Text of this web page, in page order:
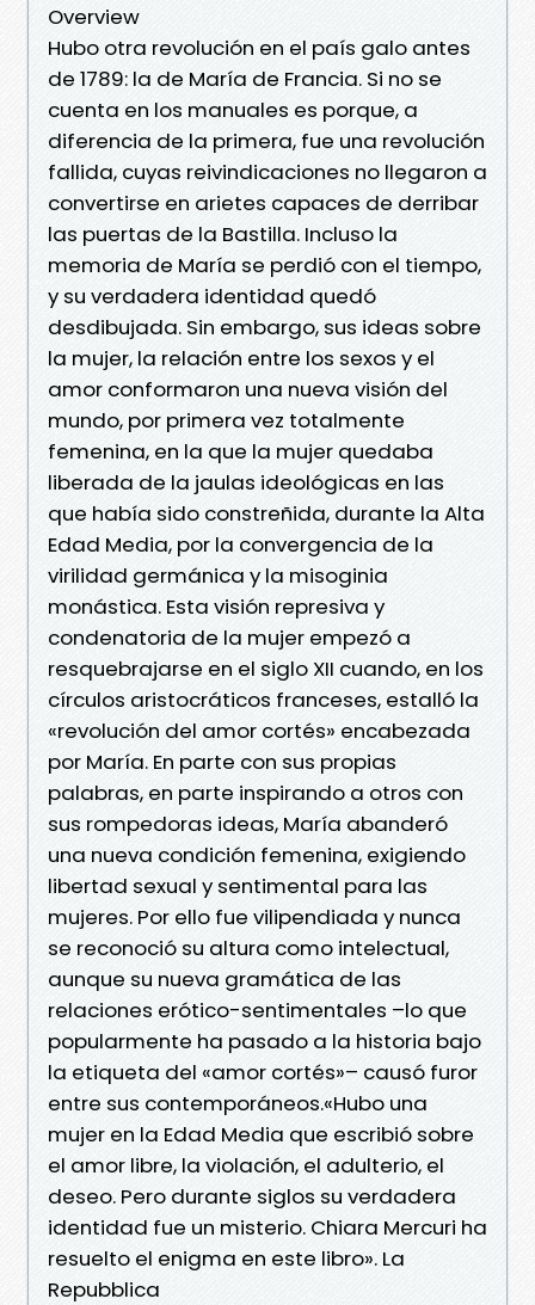
Overview
Hubo otra revolución en el país galo antes
de 1789: la de María de Francia. Si no se
cuenta en los manuales es porque, a
diferencia de la primera, fue una revolución
fallida, cuyas reivindicaciones no llegaron a
convertirse en arietes capaces de derribar
las puertas de la Bastilla. Incluso la
memoria de María se perdió con el tiempo,
y su verdadera identidad quedó
desdibujada. Sin embargo, sus ideas sobre
la mujer, la relación entre los sexos y el
amor conformaron una nueva visión del
mundo, por primera vez totalmente
femenina, en la que la mujer quedaba
liberada de la jaulas ideológicas en las
que había sido constreñida, durante la Alta
Edad Media, por la convergencia de la
virilidad germánica y la misoginia
monástica. Esta visión represiva y
condenatoria de la mujer empezó a
resquebrajarse en el siglo XII cuando, en los
círculos aristocráticos franceses, estalló la
«revolución del amor cortés» encabezada
por María. En parte con sus propias
palabras, en parte inspirando a otros con
sus rompedoras ideas, María abanderó
una nueva condición femenina, exigiendo
libertad sexual y sentimental para las
mujeres. Por ello fue vilipendiada y nunca
se reconoció su altura como intelectual,
aunque su nueva gramática de las
relaciones erótico-sentimentales –lo que
popularmente ha pasado a la historia bajo
la etiqueta del «amor cortés»– causó furor
entre sus contemporáneos.«Hubo una
mujer en la Edad Media que escribió sobre
el amor libre, la violación, el adulterio, el
deseo. Pero durante siglos su verdadera
identidad fue un misterio. Chiara Mercuri ha
resuelto el enigma en este libro». La
Repubblica